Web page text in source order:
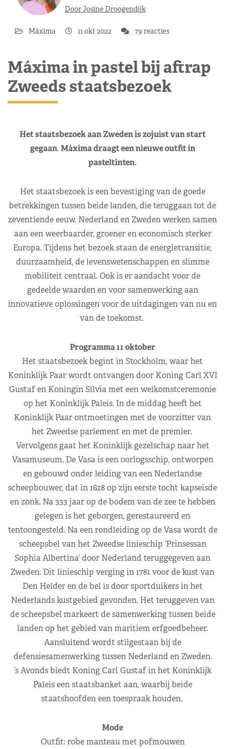
Door Josine Droogendijk
Máxima 11 okt 2022 79 reacties
Máxima in pastel bij aftrap
Zweeds staatsbezoek
Het staatsbezoek aan Zweden is zojuist van start
gegaan.Máxima draagt een nieuwe outfit in
pasteltinten.
Het staatsbezoek is een bevestiging van de goede
betrekkingen tussen beide landen, die teruggaan tot de
zeventiende eeuw. Nederland en Zweden werken samen
aan een weerbaarder, groener en economisch sterker
Europa. Tijdens het bezoek staan de energietransitie,
duurzaamheid, de levenswetenschappen en slimme
mobiliteit centraal. Ook is er aandacht voor de
gedeelde waarden en voor samenwerking aan
innovatieve oplossingen voor de uitdagingen van nu en
van de toekomst.
Programma 11 oktober
Het staatsbezoek begint in Stockholm, waar het
Koninklijk Paar wordt ontvangen door Koning Carl XVI
Gustaf en Koningin Silvia met een welkomstceremonie
op het Koninklijk Paleis. In de middag heeft het
Koninklijk Paar ontmoetingen met de voorzitter van
het Zweedse parlement en met de premier.
Vervolgens gaat het Koninklijk gezelschap naar het
Vasamuseum. De Vasa is een oorlogsschip, ontworpen
en gebouwd onder leiding van een Nederlandse
scheepbouwer, dat in 1628 op zijn eerste tocht kapseisde
en zonk. Na 333 jaar op de bodem van de zee te hebben
gelegen is het geborgen, gerestaureerd en
tentoongesteld. Na een rondleiding op de Vasa wordt de
scheepsbel van het Zweedse linieschip ‘Prinsessan
Sophia Albertina’ door Nederland teruggegeven aan
Zweden. Dit linieschip verging in 1781 voor de kust van
Den Helder en de bel is door sportduikers in het
Nederlands kustgebied gevonden. Het teruggeven van
de scheepsbel markeert de samenwerking tussen beide
landen op het gebied van maritiem erfgoedbeheer.
Aansluitend wordt stilgestaan bij de
defensiesamenwerking tussen Nederland en Zweden.
’s Avonds biedt Koning Carl Gustaf in het Koninklijk
Paleis een staatsbanket aan, waarbij beide
staatshoofden een toespraak houden.
Mode
Outfit: robe manteau met pofmouwen